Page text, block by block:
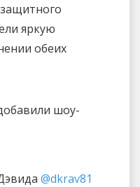
яркую
обеих
шоу-
@dkrav81